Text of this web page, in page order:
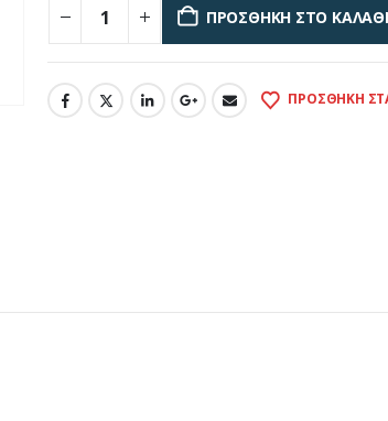
ΠΡΟΣΘΉΚΗ ΣΤΟ ΚΑΛΆΘΙ
ΠΡΟΣΘΉΚΗ